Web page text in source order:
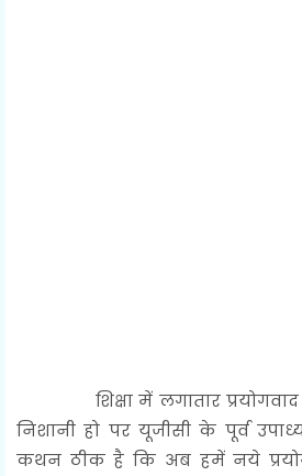
शिक्षा में लगातार प्रयोगवाद
निशानी हो पर यूजीसी के पूर्व
कथन ठीक है कि अब हमें नये